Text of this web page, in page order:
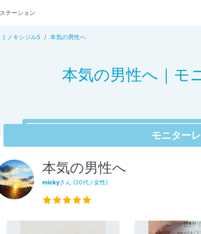
テーション
ミノキシジル5 本気の男性へ
本気の男性へ｜モ
モニター
本気の男性へ
mickyさん (30代 / 女性)